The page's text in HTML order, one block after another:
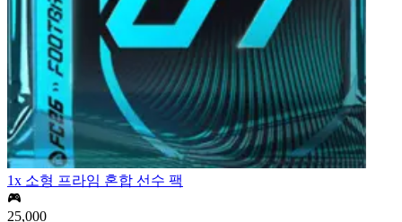
1x 소형 프라임 혼합 선수 팩
25,000